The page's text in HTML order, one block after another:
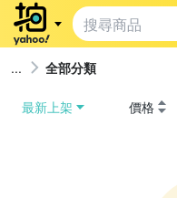
全部分類
最新上架 價格